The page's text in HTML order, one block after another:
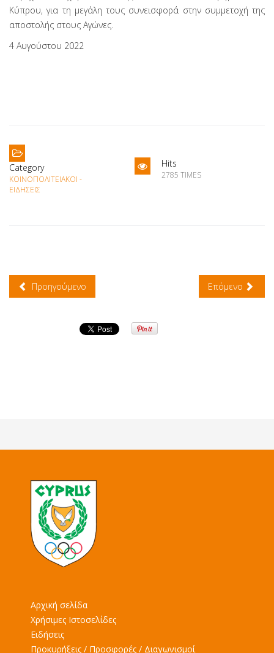
Κύπρου, για τη μεγάλη τους συνεισφορά στην συμμετοχή της
αποστολής στους Αγώνες.
4 Αυγούστου 2022
Category
ΚΟΙΝΟΠΟΛΙΤΕΙΑΚΟΊ -
ΕΙΔΉΣΕΙΣ
Hits
2785 TIMES
Προηγούμενο Επόμενο
Αρχική σελίδα
Χρήσιμες Ιστοσελίδες
Ειδήσεις
Προκυρήξεις / Προσφορές / Διαγωνισμοί